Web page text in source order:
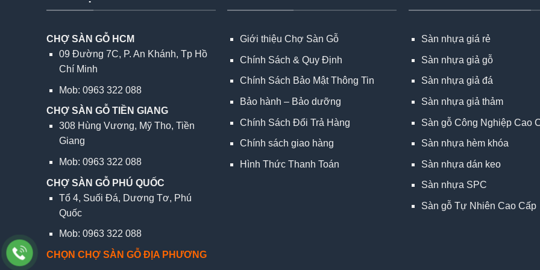
CHỢ SÀN GỖ HCM
09 Đường 7C, P. An Khánh, Tp Hồ
Chí Minh
Mob: 0963 322 088
CHỢ SÀN GỖ TIỀN GIANG
308 Hùng Vương, Mỹ Tho, Tiền
Giang
Mob: 0963 322 088
CHỢ SÀN GỖ PHÚ QUỐC
Tổ 4, Suối Đá, Dương Tơ, Phú
Quốc
Mob: 0963 322 088
CHỌN CHỢ SÀN GỖ ĐỊA PHƯƠNG
Giới thiệu Chợ Sàn Gỗ
Chính Sách & Quy Định
Chính Sách Bảo Mật Thông Tin
Bảo hành – Bảo dưỡng
Chính Sách Đổi Trả Hàng
Chính sách giao hàng
Hình Thức Thanh Toán
Sàn nhựa giá rẻ
Sàn nhựa giả gỗ
Sàn nhựa giả đá
Sàn nhựa giả thảm
Sàn gỗ Công Nghiệp Cao
Sàn nhựa hèm khóa
Sàn nhựa dán keo
Sàn nhựa SPC
Sàn gỗ Tự Nhiên Cao Cấp